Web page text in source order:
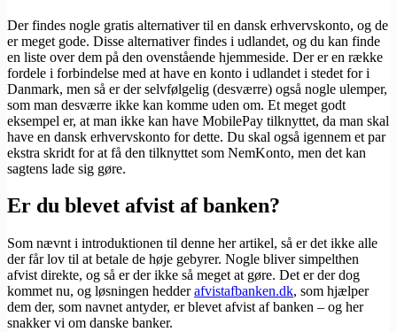
Der findes nogle gratis alternativer til en dansk erhvervskonto, og de
er meget gode. Disse alternativer findes i udlandet, og du kan finde
en liste over dem på den ovenstående hjemmeside. Der er en række
fordele i forbindelse med at have en konto i udlandet i stedet for i
Danmark, men så er der selvfølgelig (desværre) også nogle ulemper,
som man desværre ikke kan komme uden om. Et meget godt
eksempel er, at man ikke kan have MobilePay tilknyttet, da man skal
have en dansk erhvervskonto for dette. Du skal også igennem et par
ekstra skridt for at få den tilknyttet som NemKonto, men det kan
sagtens lade sig gøre.
Er du blevet afvist af banken?
Som nævnt i introduktionen til denne her artikel, så er det ikke alle
der får lov til at betale de høje gebyrer. Nogle bliver simpelthen
afvist direkte, og så er der ikke så meget at gøre. Det er der dog
kommet nu, og løsningen hedderafvistafbanken.dk, som hjælper
dem der, som navnet antyder, er blevet afvist af banken – og her
snakker vi om danske banker.